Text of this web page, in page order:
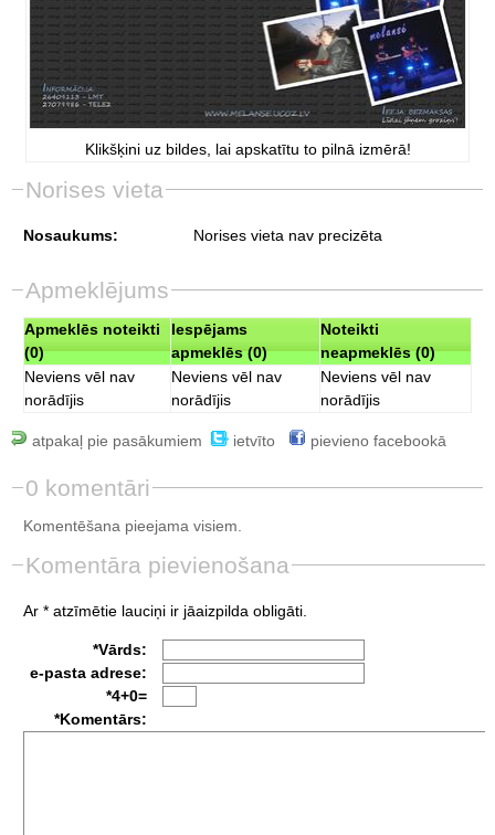
Klikšķini uz bildes, lai apskatītu to pilnā izmērā!
Norises vieta
Nosaukums: Norises vieta nav precizēta
Apmeklējums
Apmeklēs noteikti
(0)
Iespējams
apmeklēs (0)
Noteikti
neapmeklēs (0)
Neviens vēl nav
norādījis
Neviens vēl nav
norādījis
Neviens vēl nav
norādījis
atpakaļ pie pasākumiem ietvīto pievieno facebookā
0 komentāri
Komentēšana pieejama visiem.
Komentāra pievienošana
Ar * atzīmētie lauciņi ir jāaizpilda obligāti.
*Vārds:
e-pasta adrese:
*4+0=
*Komentārs: